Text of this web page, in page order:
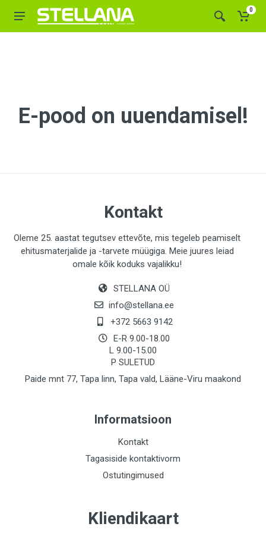
0
E-pood on uuendamisel!
Kontakt
Oleme 25. aastat tegutsev ettevõte, mis tegeleb peamiselt
ehitusmaterjalide ja -tarvete müügiga. Meie juures leiad
omale kõik koduks vajalikku!
STELLANA OÜ
info@stellana.ee
+372 5663 9142
E-R 9.00-18.00
L 9.00-15.00
P SULETUD
Paide mnt 77, Tapa linn, Tapa vald, Lääne-Viru maakond
Informatsioon
Kontakt
Tagasiside kontaktivorm
Ostutingimused
Kliendikaart